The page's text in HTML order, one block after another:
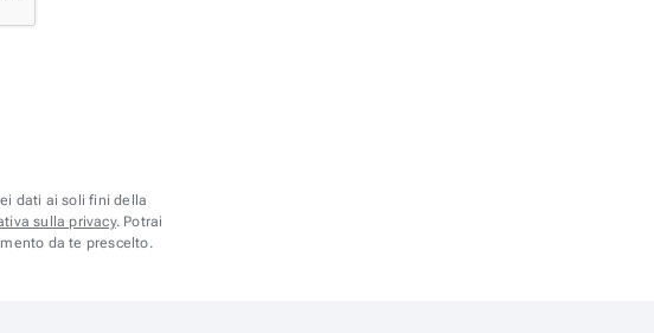
dati ai soli fini della
sulla privacy. Potrai
da te prescelto.